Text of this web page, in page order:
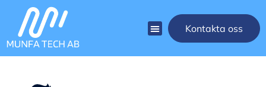
Kontakta oss